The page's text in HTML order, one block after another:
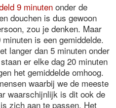
9 minuten onder de
douchen is dus gewoon
zou je denken. Maar
is een gemiddelde.
langer dan 5 minuten onder
er elke dag 20 minuten
het gemiddelde omhoog.
waarbij we de meeste
waarschijnlijk is dit ook de
zich aan te passen. Het